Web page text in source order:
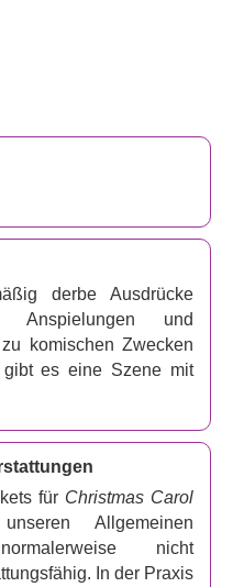
dafür, dass es nie zu
liegt.
Mischief-
Carol Goes Wrong“
die den beliebten
Desaster voller
Mit brillanter
Wendungen ist es der
Sie von Anfang bis Ende
derbe Ausdrücke
und
komischen Zwecken
es eine Szene mit
für Christmas Carol
Allgemeinen
nicht
In der Praxis